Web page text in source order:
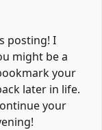
posting! I
might be a
your
later in life.
your